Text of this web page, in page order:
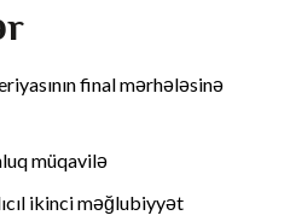
final mərhələsinə
müqavilə
ikinci məğlubiyyət